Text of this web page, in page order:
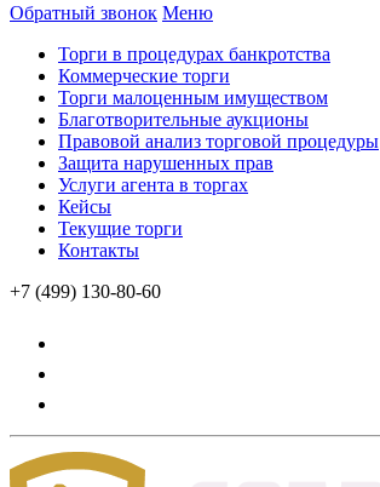
Обратный звонок Меню
Торги в процедурах банкротства
Коммерческие торги
Торги малоценным имуществом
Благотворительные аукционы
Правовой анализ торговой процедуры
Защита нарушенных прав
Услуги агента в торгах
Кейсы
Текущие торги
Контакты
+7 (499) 130-80-60